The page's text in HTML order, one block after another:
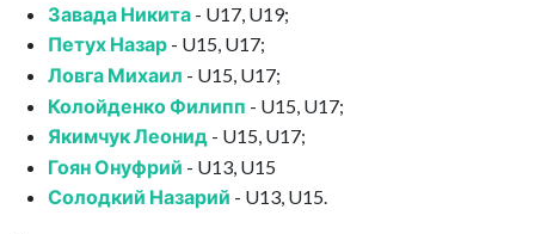
Завада Никита - U17, U19;
Петух Назар - U15, U17;
Ловга Михаил - U15, U17;
Колойденко Филипп - U15, U17;
Якимчук Леонид - U15, U17;
Гоян Онуфрий - U13, U15
Солодкий Назарий - U13, U15.